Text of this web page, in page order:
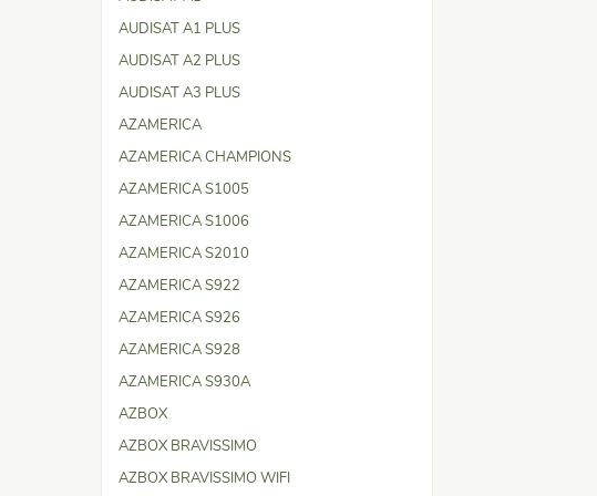
AUDISAT A1 PLUS
AUDISAT A2 PLUS
AUDISAT A3 PLUS
AZAMERICA
AZAMERICA CHAMPIONS
AZAMERICA S1005
AZAMERICA S1006
AZAMERICA S2010
AZAMERICA S922
AZAMERICA S926
AZAMERICA S928
AZAMERICA S930A
AZBOX
AZBOX BRAVISSIMO
AZBOX BRAVISSIMO WIFI